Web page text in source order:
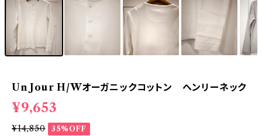
Un Jour H/Wオーガニックコットン ヘンリーネック
¥9,653
¥14,850 35%OFF